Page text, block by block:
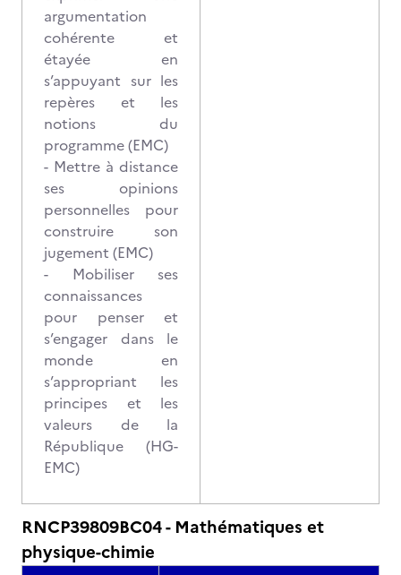
argumentation
cohérente et
étayée en
s’appuyant sur les
repères et les
notions du
programme (EMC)
- Mettre à distance
ses opinions
personnelles pour
construire son
jugement (EMC)
- Mobiliser ses
connaissances
pour penser et
s’engager dans le
monde en
s’appropriant les
principes et les
valeurs de la
République (HG-
EMC)
RNCP39809BC04 - Mathématiques et
physique-chimie